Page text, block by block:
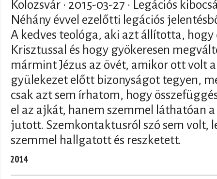
Kolozsvár · 2015-03-27 · Legációs
Néhány évvel ezelőtti legációs
A kedves teológa, aki azt állította, hogy
Krisztussal és hogy gyökeresen
mármint Jézus az övét, amikor ott volt
gyülekezet előtt bizonyságot tegyen,
csak azt sem írhatom, hogy
el az ajkát, hanem szemmel láthatóan
jutott. Szemkontaktusról szó sem
szemmel hallgatott és reszketett.
2014